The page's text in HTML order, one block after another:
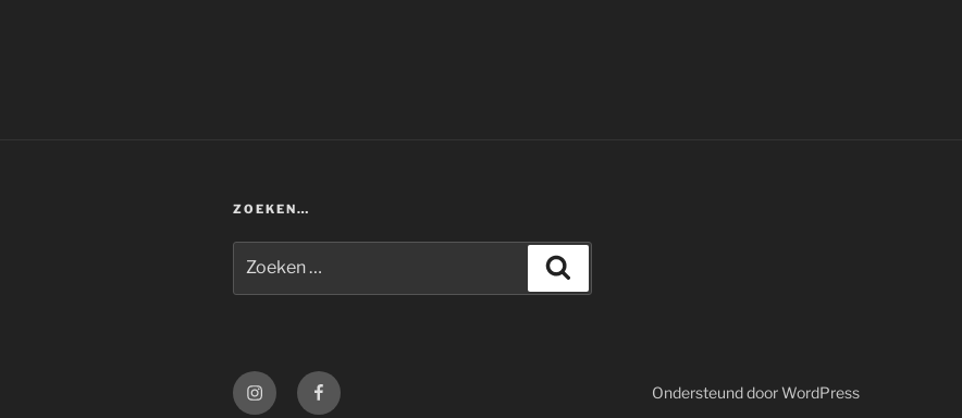
ZOEKEN…
naar:
InstagramFacebook Ondersteund door WordPress